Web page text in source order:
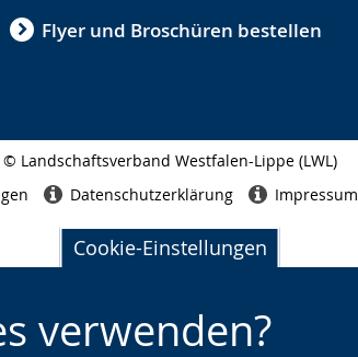
Cookie-Einstellungen
verwenden?
Flyer und Broschüren bestellen
© Landschaftsverband Westfalen-Lippe (LWL)
Datenschutzerklärung Impressum